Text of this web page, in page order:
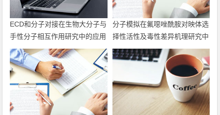
ECD和分子对接在生物大分子与
手性分子相互作用研究中的应用
分子模拟在氟噁唑酰胺对映体选
择性活性及毒性差异机理研究中
的应用